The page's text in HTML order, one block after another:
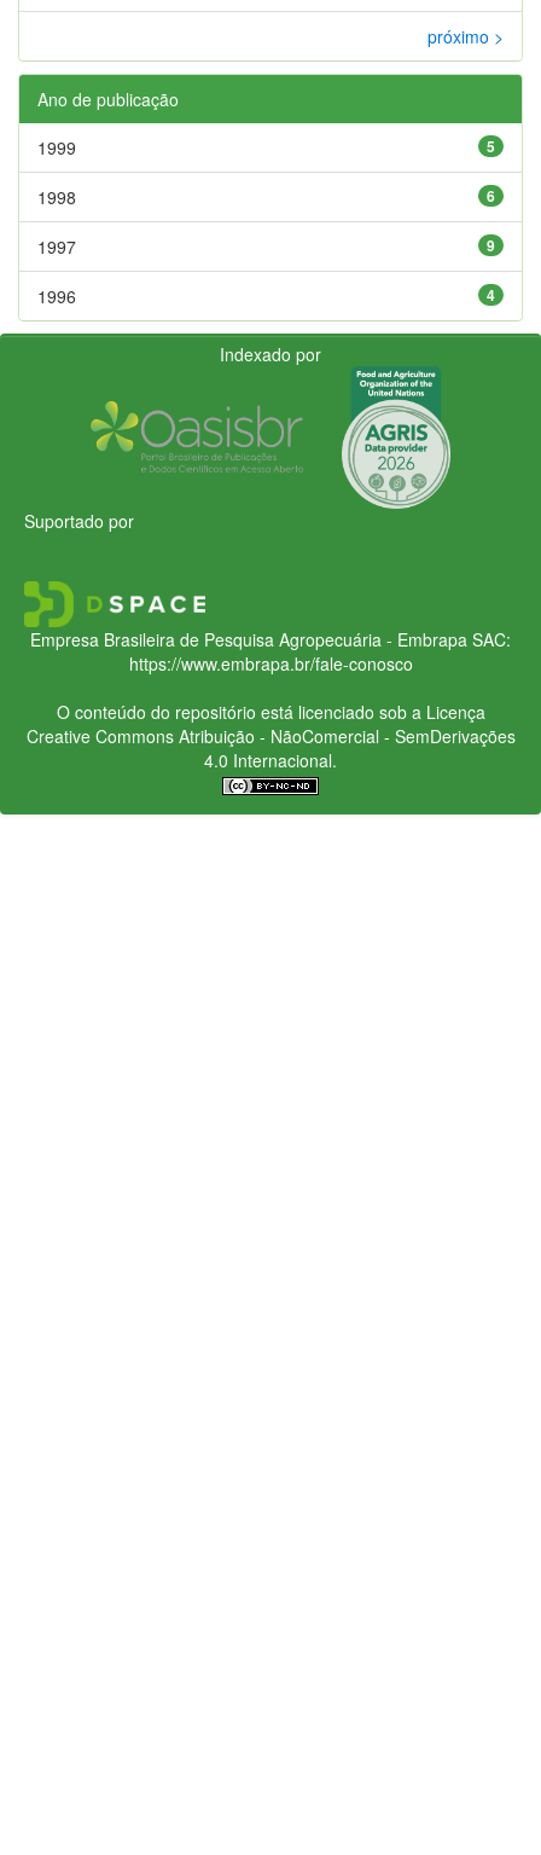
próximo >
Ano de publicação
5
1999
6
1998
9
1997
4
1996
Indexado por
Suportado por
Empresa Brasileira de Pesquisa Agropecuária - Embrapa SAC:
https://www.embrapa.br/fale-conosco
O conteúdo do repositório está licenciado sob a Licença
Creative CommonsAtribuição - NãoComercial - SemDerivações
4.0 Internacional.